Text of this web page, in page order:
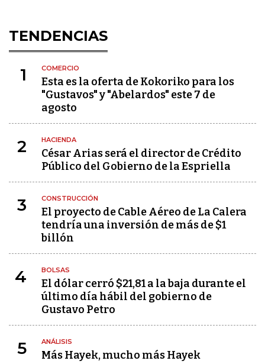
TENDENCIAS
1 COMERCIO
Esta es la oferta de Kokoriko para los
"Gustavos" y "Abelardos" este 7 de
agosto
2 HACIENDA
César Arias será el director de Crédito
Público del Gobierno de la Espriella
3 CONSTRUCCIÓN
El proyecto de Cable Aéreo de La Calera
tendría una inversión de más de $1
billón
4 BOLSAS
El dólar cerró $21,81 a la baja durante el
último día hábil del gobierno de
Gustavo Petro
5 ANÁLISIS
Más Hayek, mucho más Hayek